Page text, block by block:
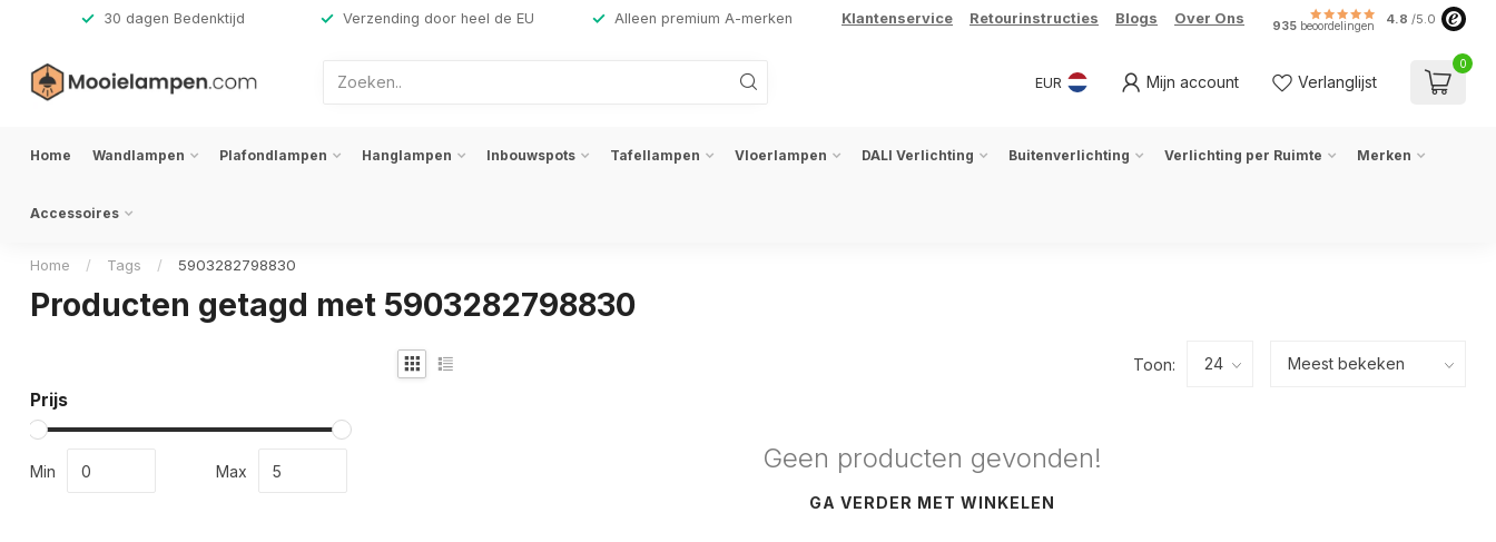
30 dagen Bedenktijd Verzending door heel de EU Alleen premium A-merken Klantenservice Retourinstructies Blogs Over Ons 935 beoordelingen 4.8 /5.0
EUR Mijn account Verlanglijst
0
Home Wandlampen Plafondlampen Hanglampen Inbouwspots Tafellampen Vloerlampen DALI Verlichting Buitenverlichting Verlichting per Ruimte Merken
Accessoires
Home / Tags / 5903282798830
Producten getagd met 5903282798830
Prijs
Min Max
Toon:
Geen producten gevonden!
GA VERDER MET WINKELEN